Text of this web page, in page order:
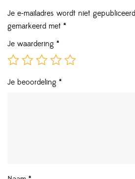
Je e-mailadres wordt niet
gemarkeerd met *
Je waardering *
Je beoordeling *